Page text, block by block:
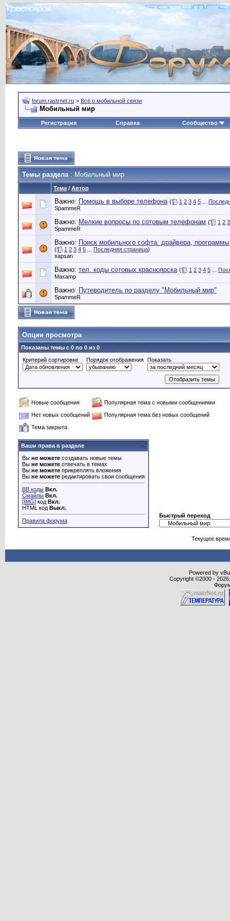
forum.rastrnet.ru > Всё о мобильной связи
Мобильный мир
Регистрация Справка Сообщество
Темы раздела: Мобильный мир
Тема / Автор
Важно: Помощь в выборе телефона ( 1 2 3 4 5
SpammeR
Важно: Мелкие вопросы по сотовым телефонам ( 1 2 3
SpammeR
Важно: Поиск мобильного софта: драйвера,
( 1 2 3 4 5 Последняя страница)
sapsan
Важно: тел. коды сотовых красноярска ( 1 2 3 4 5
Maxamp
Важно: Путеводитель по разделу "Мобильный мир"
SpammeR
Опции просмотра
Показаны темы с 0 по 0 из 0
Критерий сортировки
Порядок отображения Показать
Новые сообщения
Популярная тема с новыми сообщениями
Нет новых сообщений
Популярная тема без новых сообщений
Тема закрыта
Ваши права в разделе
Вы не можете создавать новые темы
Вы не можете отвечать в темах
Вы не можете прикреплять вложения
Вы не можете редактировать свои сообщения
BB коды Вкл.
Смайлы Вкл.
[IMG] код Вкл.
HTML код Выкл.
Правила форума
Быстрый переход
Текущее
Powered by
Copyright ©2000 -